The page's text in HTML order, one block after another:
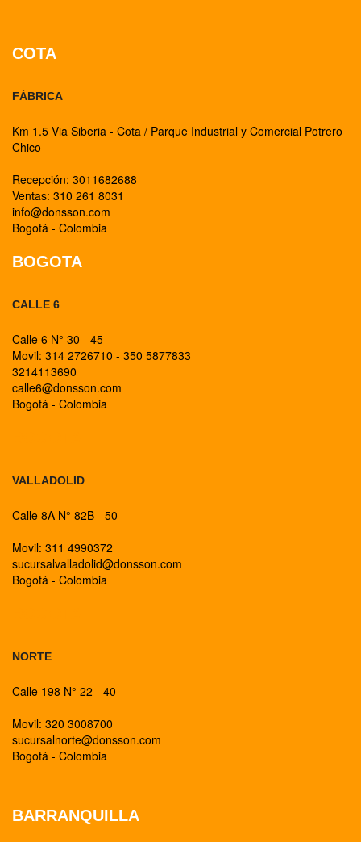
COTA
FÁBRICA
Km 1.5 Via Siberia - Cota / Parque Industrial y Comercial Potrero
Chico
Recepción: 3011682688
Ventas: 310 261 8031
info@donsson.com
Bogotá - Colombia
BOGOTA
CALLE 6
Calle 6 N° 30 - 45
Movil: 314 2726710 - 350 5877833
3214113690
calle6@donsson.com
Bogotá - Colombia
VALLADOLID
Calle 8A N° 82B - 50
Movil: 311 4990372
sucursalvalladolid@donsson.com
Bogotá - Colombia
NORTE
Calle 198 N° 22 - 40
Movil: 320 3008700
sucursalnorte@donsson.com
Bogotá - Colombia
BARRANQUILLA